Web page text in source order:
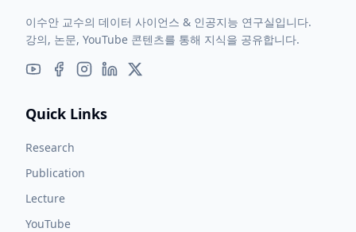
이수안 교수의 데이터 사이언스 & 인공지능 연구실입니다.
강의, 논문, YouTube 콘텐츠를 통해 지식을 공유합니다.
Quick Links
Research
Publication
Lecture
YouTube